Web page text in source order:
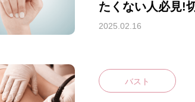
たくない人必見!
きくする美容バス
2025.02.16
バスト